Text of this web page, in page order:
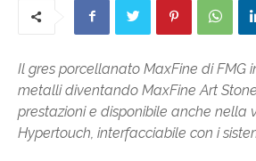
Il gres porcellanato MaxFine di FMG
metalli diventando MaxFine Art
prestazioni e disponibile anche nella
Hypertouch, interfacciabile con i